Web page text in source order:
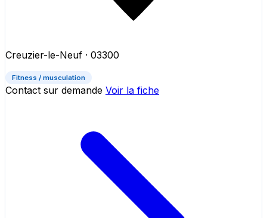
Creuzier-le-Neuf · 03300
Fitness / musculation
Contact sur demande Voir la fiche